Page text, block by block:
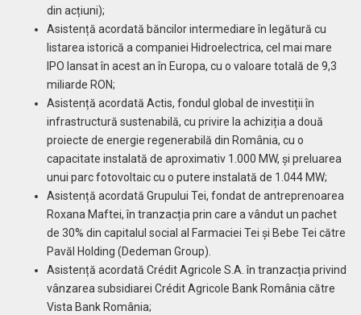
din acțiuni);
Asistență acordată băncilor intermediare în legătură cu
listarea istorică a companiei Hidroelectrica, cel mai mare
IPO lansat în acest an în Europa, cu o valoare totală de 9,3
miliarde RON;
Asistență acordată Actis, fondul global de investiții în
infrastructură sustenabilă, cu privire la achiziția a două
proiecte de energie regenerabilă din România, cu o
capacitate instalată de aproximativ 1.000 MW, și preluarea
unui parc fotovoltaic cu o putere instalată de 1.044 MW;
Asistență acordată Grupului Tei, fondat de antreprenoarea
Roxana Maftei, în tranzacția prin care a vândut un pachet
de 30% din capitalul social al Farmaciei Tei și Bebe Tei către
Pavăl Holding (Dedeman Group).
Asistență acordată Crédit Agricole S.A. în tranzacția privind
vânzarea subsidiarei Crédit Agricole Bank România către
Vista Bank România;